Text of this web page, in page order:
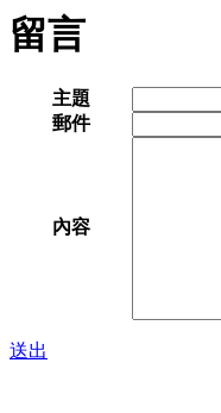
留言
主題
郵件
內容
送出